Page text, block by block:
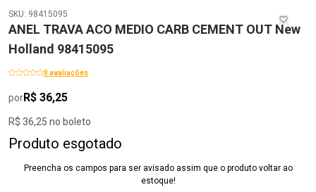
SKU: 98415095
ANEL TRAVA ACO MEDIO CARB CEMENT OUT New
Holland 98415095
0 avaliações
porR$ 36,25
R$ 36,25 no boleto
Produto esgotado
Preencha os campos para ser avisado assim que o produto voltar ao
estoque!